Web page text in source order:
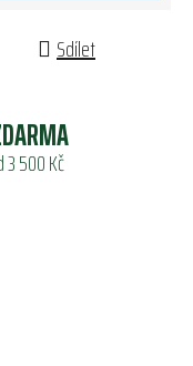
Sdílet
500 Kč